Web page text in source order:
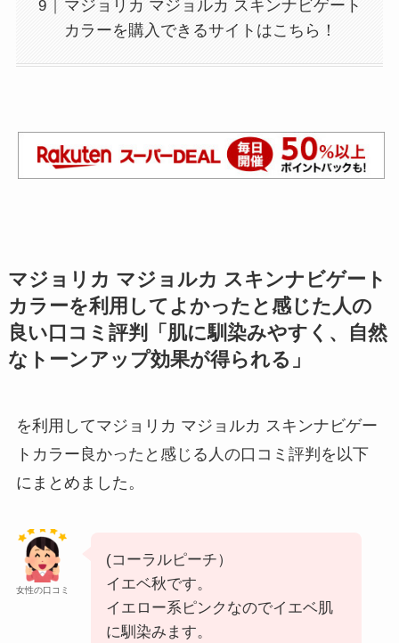
マジョリカ マジョルカ スキンナビゲート
カラーを購入できるサイトはこちら！
マジョリカ マジョルカ スキンナビゲート
カラーを利用してよかったと感じた人の
良い口コミ評判「肌に馴染みやすく、自然
なトーンアップ効果が得られる」
を利用してマジョリカ マジョルカ スキンナビゲー
トカラー 良かったと感じる人の口コミ評判を以下
にまとめました。
女性の口コミ
(コーラルピーチ）
イエベ秋です。
イエロー系ピンクなのでイエベ肌
に馴染みます。